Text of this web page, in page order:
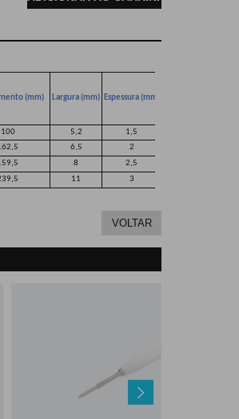
(mm) Largura (mm) Espessura (mm)
100 5,2
1,5
6,5
2
8
2,5
11 3